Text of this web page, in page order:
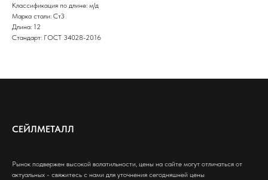
Классификация по длине: м/д
Марка стали: Ст3
Длина: 12
Стандарт: ГОСТ 34028-2016
СЕЙЛМЕТАЛЛ
Рынок подвержен высокой волатильности, цены на сайте могут отличаться от
актуальных - свяжитесь с нами для уточнения сегодняшней цены